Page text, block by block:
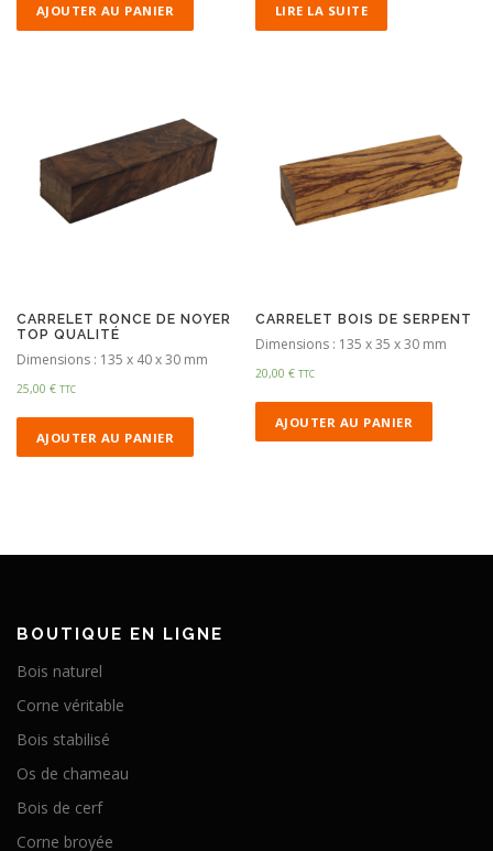
AJOUTER AU PANIER LIRE LA SUITE
CARRELET RONCE DE NOYER
TOP QUALITÉ
Dimensions : 135 x 40 x 30 mm
25,00 € TTC
AJOUTER AU PANIER
CARRELET BOIS DE SERPENT
Dimensions : 135 x 35 x 30 mm
20,00€ TTC
AJOUTER AU PANIER
BOUTIQUE EN LIGNE
Bois naturel
Corne véritable
Bois stabilisé
Os de chameau
Bois de cerf
Corne broyée